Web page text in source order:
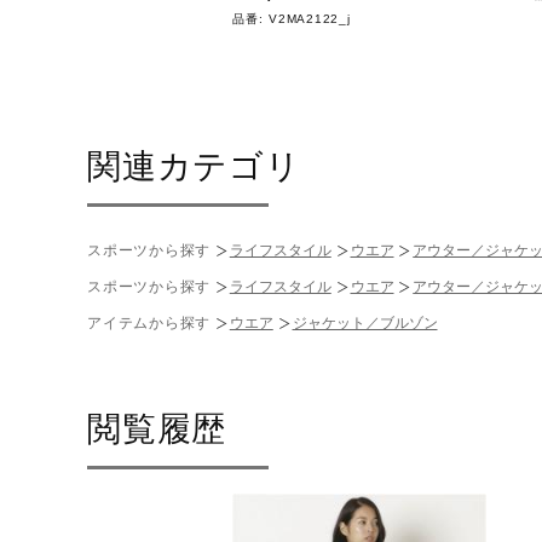
品番: V2MA2122_j
関連カテゴリ
スポーツから探す ライフスタイル ウエア アウター／ジャケ
スポーツから探す ライフスタイル ウエア アウター／ジャケ
アイテムから探す ウエア ジャケット／ブルゾン
閲覧履歴